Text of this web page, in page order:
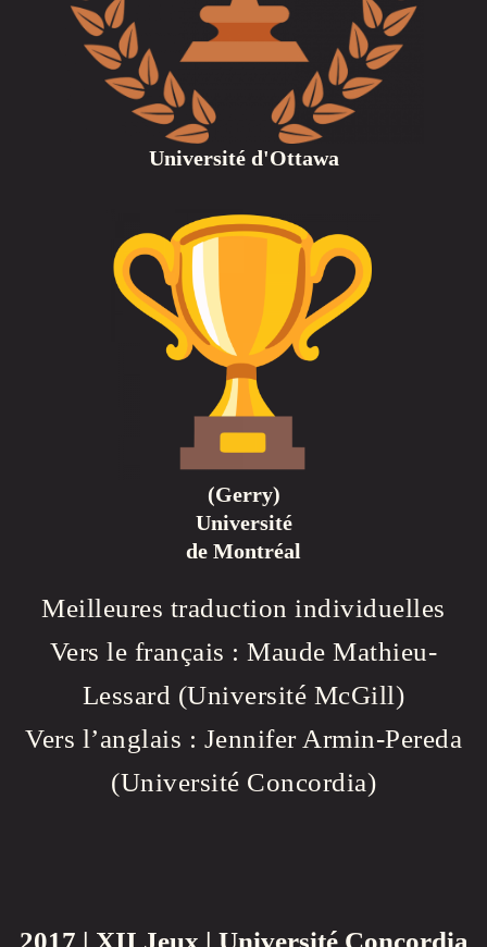
Université d'Ottawa
(Gerry)
Université
de Montréal
Meilleures traduction individuelles
Vers le français : Maude Mathieu-
Lessard (Université McGill)
Vers l’anglais : Jennifer Armin-Pereda
(Université Concordia)
2017 | XII Jeux | Université Concordia